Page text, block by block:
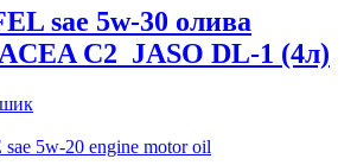
sae 5w-30 олива
C2_JASO DL-1 (4л)